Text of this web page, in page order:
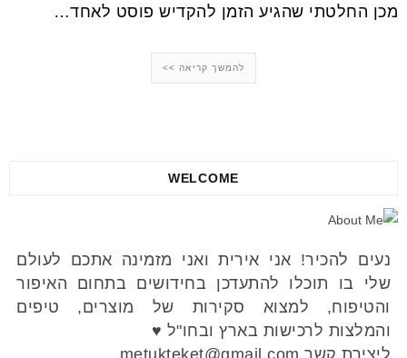
מכן החלטתי שהגיע הזמן להקדיש פוסט לאחד…
להמשך קריאה >>
WELCOME
נעים להכיר! אני אירית ואני מזמינה אתכם לעולם
שלי בו תוכלו להתעדכן בחידושים בתחום האיפור
והטיפוח, למצוא סקירות של מוצרים, טיפים
והמלצות לרכישות בארץ ובחו"ל ♥
ליצירת קשר metukteket@gmail.com